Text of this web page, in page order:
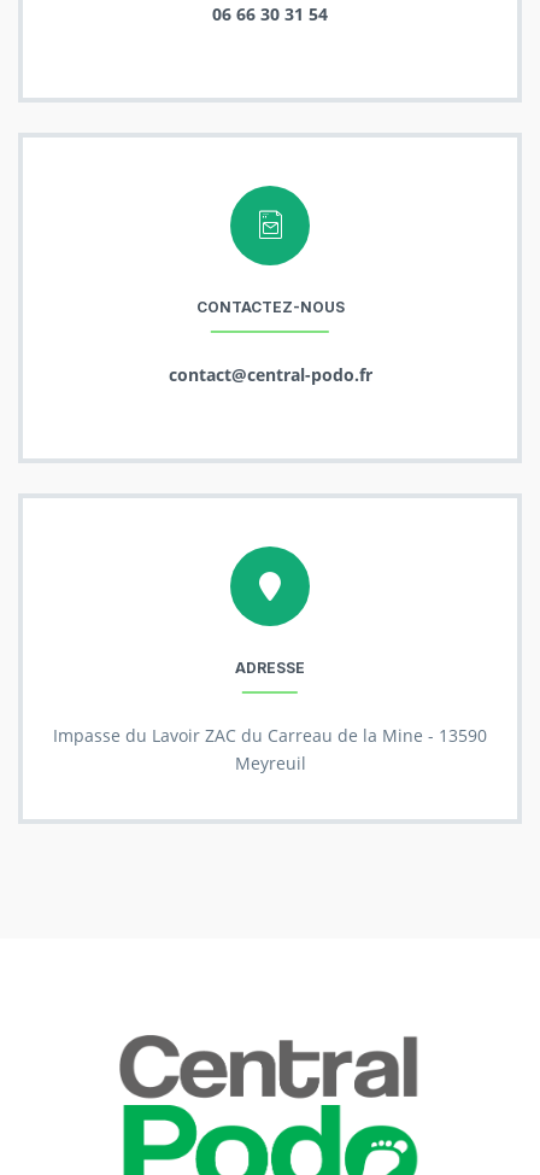
06 66 30 31 54
CONTACTEZ-NOUS
contact@central-podo.fr
ADRESSE
Impasse du Lavoir ZAC du Carreau de la Mine - 13590
Meyreuil